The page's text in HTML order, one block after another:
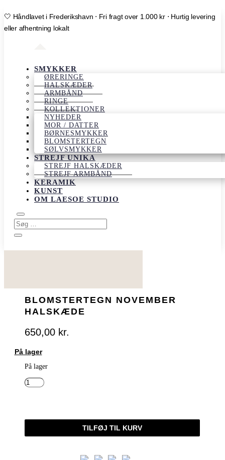
🤍 Håndlavet i Frederikshavn ⋅ Fri fragt over 1.000 kr ⋅ Hurtig levering
eller afhentning lokalt
SMYKKER
ØRERINGE
HALSKÆDER
ARMBÅND
RINGE
KOLLEKTIONER
NYHEDER
MOR / DATTER
BØRNESMYKKER
BLOMSTERTEGN
SØLVSMYKKER
STREJF UNIKA
STREJF HALSKÆDER
STREJF ARMBÅND
KERAMIK
KUNST
OM LAESOE STUDIO
BLOMSTERTEGN NOVEMBER
HALSKÆDE
650,00 kr.
På lager
På lager
BLOMSTERTEGN
ANTAL
TILFØJ TIL KURV